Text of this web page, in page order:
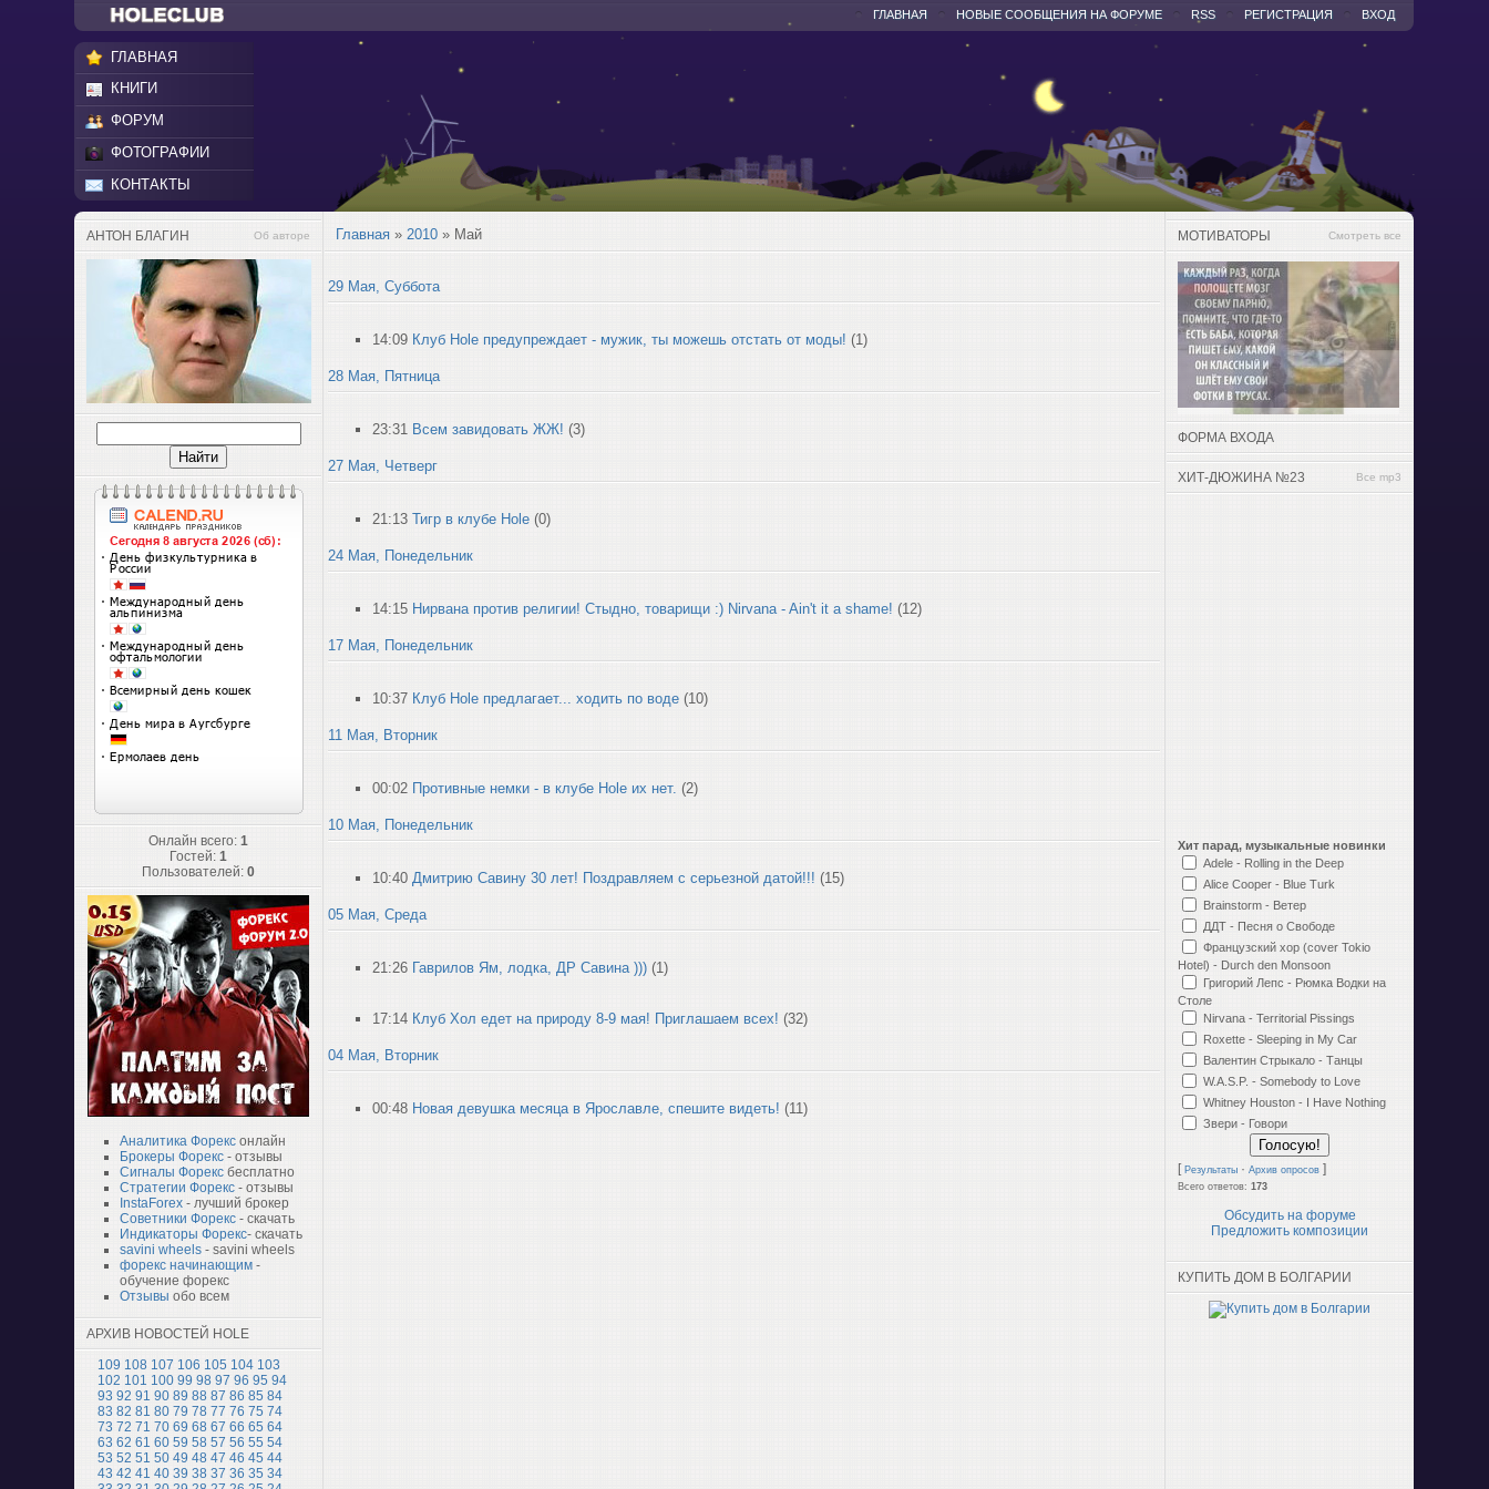
ВХОД
РЕГИСТРАЦИЯ
RSS
НОВЫЕ СООБЩЕНИЯ НА ФОРУМЕ
ГЛАВНАЯ
ГЛАВНАЯ
КНИГИ
ФОРУМ
ФОТОГРАФИИ
КОНТАКТЫ
АНТОН БЛАГИН Об авторе
Онлайн всего:1
Гостей:1
Пользователей:0
Аналитика Форекс онлайн
Брокеры Форекс - отзывы
Сигналы Форекс бесплатно
Стратегии Форекс - отзывы
InstaForex - лучший брокер
Советники Форекс - скачать
Индикаторы Форекс- скачать
savini wheels - savini wheels
форекс начинающим -
обучение форекс
Отзывы обо всем
АРХИВ НОВОСТЕЙ HOLE
109 108 107 106 105 104 103
102 101 100 99 98 97 96 95 94
93 92 91 90 89 88 87 86 85 84
83 82 81 80 79 78 77 76 75 74
73 72 71 70 69 68 67 66 65 64
63 62 61 60 59 58 57 56 55 54
53 52 51 50 49 48 47 46 45 44
43 42 41 40 39 38 37 36 35 34
Главная »2010 » Май
29 Мая, Суббота
14:09 Клуб Hole предупреждает - мужик, ты можешь отстать от моды! (1)
28 Мая, Пятница
23:31 Всем завидовать ЖЖ! (3)
27 Мая, Четверг
21:13 Тигр в клубе Hole (0)
24 Мая, Понедельник
14:15 Нирвана против религии! Стыдно, товарищи :) Nirvana - Ain't it a shame! (12)
17 Мая, Понедельник
10:37 Клуб Hole предлагает... ходить по воде (10)
11 Мая, Вторник
00:02 Противные немки - в клубе Hole их нет. (2)
10 Мая, Понедельник
10:40 Дмитрию Савину 30 лет! Поздравляем с серьезной датой!!! (15)
05 Мая, Среда
21:26 Гаврилов Ям, лодка, ДР Савина ))) (1)
17:14 Клуб Хол едет на природу 8-9 мая! Приглашаем всех! (32)
04 Мая, Вторник
00:48 Новая девушка месяца в Ярославле, спешите видеть! (11)
МОТИВАТОРЫ Смотреть все
ФОРМА ВХОДА
ХИТ-ДЮЖИНА №23 Все mp3
Хит парад, музыкальные новинки
Adele - Rolling in the Deep
Alice Cooper - Blue Turk
Brainstorm - Ветер
ДДТ - Песня о Свободе
Французский хор (cover Tokio
Hotel) - Durch den Monsoon
Григорий Лепс - Рюмка Водки на
Столе
Nirvana - Territorial Pissings
Roxette - Sleeping in My Car
Валентин Стрыкало - Танцы
W.A.S.P. - Somebody to Love
Whitney Houston - I Have Nothing
Звери - Говори
[Результаты ·Архив опросов ]
Всего ответов:173
Обсудить на форуме
Предложить композиции
КУПИТЬ ДОМ В БОЛГАРИИ